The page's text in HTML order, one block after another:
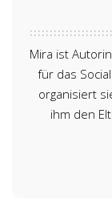
Mira ist
für das
organisiert
ihm den